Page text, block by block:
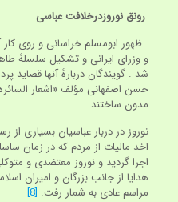
رونق نوروزدرخلافت عباسی
ظهور ابومسلم خراسانی و روی
و وزرای ایرانی و تشکیل سلسلۀ
شد . گویندگان دربارۀ آنها قصاید
حسن اصفهانی مؤلف «اشعار السائره
مدون ساختند.
نوروز در دربار عباسیان بسیاری
اخذ مالیات از مردم که در زمان
اجرا گردید و نوروز معتضدی و
هدایا از جانب بزرگان و امیران
مراسم عادی به شمار رفت. [8]